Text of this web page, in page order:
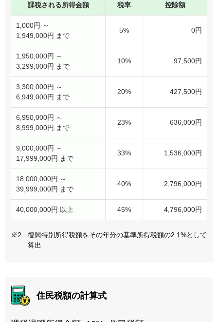
課税される所得金額 税率 控除額
1,000円 ～
1,949,000円 まで
5% 0円
1,950,000円 ～
3,299,000円 まで
10% 97,500円
3,300,000円 ～
6,949,000円 まで
20% 427,500円
6,950,000円 ～
8,999,000円 まで
23% 636,000円
9,000,000円 ～
17,999,000円 まで
33% 1,536,000円
18,000,000円 ～
39,999,000円 まで
40% 2,796,000円
40,000,000円 以上 45% 4,796,000円
※2
復興特別所得税額をその年分の基準所得税額の2.1%として
算出
住民税額の計算式